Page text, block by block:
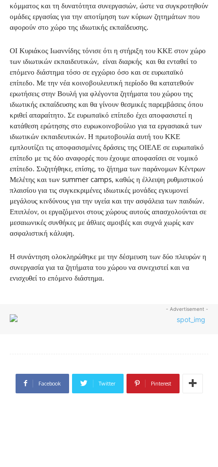
κόμματος και τη δυνατότητα συνεργασιών, ώστε να συγκροτηθούν
ομάδες εργασίας για την αποτίμηση των κύριων ζητημάτων που
αφορούν στο χώρο της ιδιωτικής εκπαίδευσης.
ΟΙ Κυριάκος Ιωαννίδης τόνισε ότι η στήριξη του ΚΚΕ στον χώρο
των ιδιωτικών εκπαιδευτικών, είναι διαρκής και θα ενταθεί το
επόμενο διάστημα τόσο σε εγχώριο όσο και σε ευρωπαϊκό
επίπεδο. Με την νέα κοινοβουλευτική περίοδο θα κατατεθούν
ερωτήσεις στην Βουλή για φλέγοντα ζητήματα του χώρου της
ιδιωτικής εκπαίδευσης και θα γίνουν θεσμικές παρεμβάσεις όπου
κριθεί απαραίτητο. Σε ευρωπαϊκό επίπεδο έχει αποφασιστεί η
κατάθεση ερώτησης στο ευρωκοινοβούλιο για τα εργασιακά των
ιδιωτικών εκπαιδευτικών. Η πρωτοβουλία αυτή του ΚΚΕ
εμπλουτίζει τις αποφασισμένες δράσεις της ΟΙΕΛΕ σε ευρωπαϊκό
επίπεδο με τις δύο αναφορές που έχουμε αποφασίσει σε νομικό
επίπεδο. Συζητήθηκε, επίσης, το ζήτημα των παράνομων Κέντρων
Μελέτης και των summer camps, καθώς η έλλειψη ρυθμιστικού
πλαισίου για τις συγκεκριμένες ιδιωτικές μονάδες εγκυμονεί
μεγάλους κινδύνους για την υγεία και την ασφάλεια των παιδιών.
Επιπλέον, οι εργαζόμενοι στους χώρους αυτούς απασχολούνται σε
μεσαιωνικές συνθήκες με άθλιες αμοιβές και συχνά χωρίς καν
ασφαλιστική κάλυψη.
Η συνάντηση ολοκληρώθηκε με την δέσμευση των δύο πλευρών η
συνεργασία για τα ζητήματα του χώρου να συνεχιστεί και να
ενισχυθεί το επόμενο διάστημα.
- Advertisement -
Facebook Twitter Pinterest